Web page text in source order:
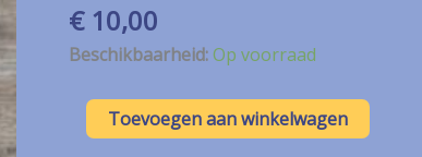
€10,00
Beschikbaarheid:Op voorraad
King
Toevoegen aan winkelwagen